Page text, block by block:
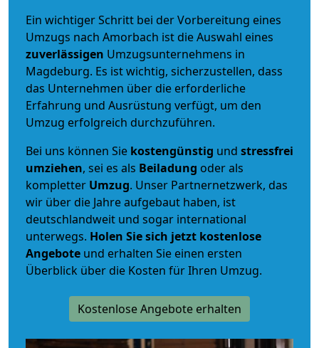
Ein wichtiger Schritt bei der Vorbereitung eines
Umzugs nach Amorbach ist die Auswahl eines
zuverlässigen Umzugsunternehmens in
Magdeburg. Es ist wichtig, sicherzustellen, dass
das Unternehmen über die erforderliche
Erfahrung und Ausrüstung verfügt, um den
Umzug erfolgreich durchzuführen.
Bei uns können Sie kostengünstig und stressfrei
umziehen, sei es als Beiladung oder als
kompletter Umzug. Unser Partnernetzwerk, das
wir über die Jahre aufgebaut haben, ist
deutschlandweit und sogar international
unterwegs. Holen Sie sich jetzt kostenlose
Angebote und erhalten Sie einen ersten
Überblick über die Kosten für Ihren Umzug.
Kostenlose Angebote erhalten